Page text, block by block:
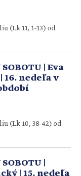
(Lk 11, 1-13) od
| Eva
nedeľa v
(Lk 10, 38-42) od
|
| 15. nedeľa